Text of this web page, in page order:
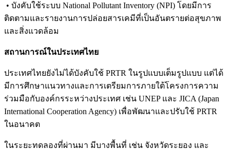
• บังคับใช้ระบบ National Pollutant Inventory (NPI) โดยมีการ
ติดตามและรายงานการปล่อยสารเคมีที่เป็นอันตรายต่อสุขภาพ
และสิ่งแวดล้อม
สถานการณ์ในประเทศไทย
ประเทศไทยยังไม่ได้บังคับใช้ PRTR ในรูปแบบเต็มรูปแบบ แต่ได้
มีการศึกษาแนวทางและการเตรียมการภายใต้โครงการความ
ร่วมมือกับองค์กรระหว่างประเทศ เช่น UNEP และ JICA (Japan
International Cooperation Agency) เพื่อพัฒนาและปรับใช้ PRTR
ในอนาคต
ในระยะทดลองที่ผ่านมา มีบางพื้นที่ เช่น จังหวัดระยอง และ